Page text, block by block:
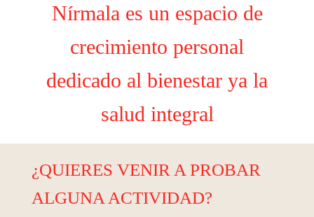
Nírmala es un espacio de
crecimiento personal
dedicado al bienestar ya la
salud integral
¿QUIERES VENIR A PROBAR
ALGUNA ACTIVIDAD?